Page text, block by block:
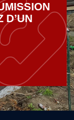
D’UN